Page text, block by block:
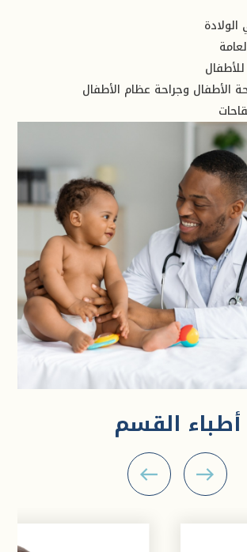
للأطفال
الأطفال وجراحة عظام الأطفال
أطباء القسم